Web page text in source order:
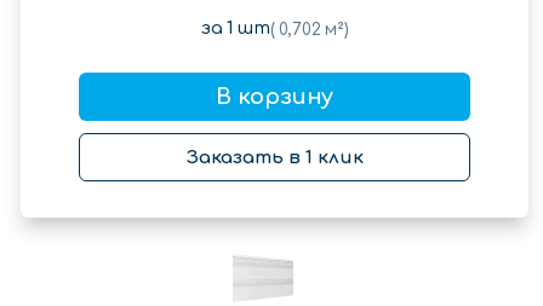
за 1 шт( 0,702 м²)
В корзину
Заказать в 1 клик